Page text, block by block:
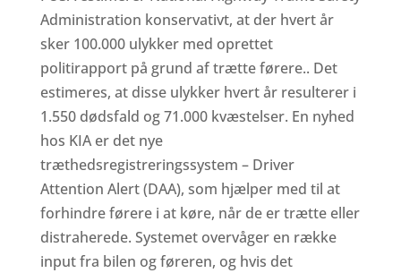
Administration konservativt, at der hvert år
sker 100.000 ulykker med oprettet
politirapport på grund af trætte førere.. Det
estimeres, at disse ulykker hvert år resulterer i
1.550 dødsfald og 71.000 kvæstelser. En nyhed
hos KIA er det nye
træthedsregistreringssystem – Driver
Attention Alert (DAA), som hjælper med til at
forhindre førere i at køre, når de er trætte eller
distraherede. Systemet overvåger en række
input fra bilen og føreren, og hvis det